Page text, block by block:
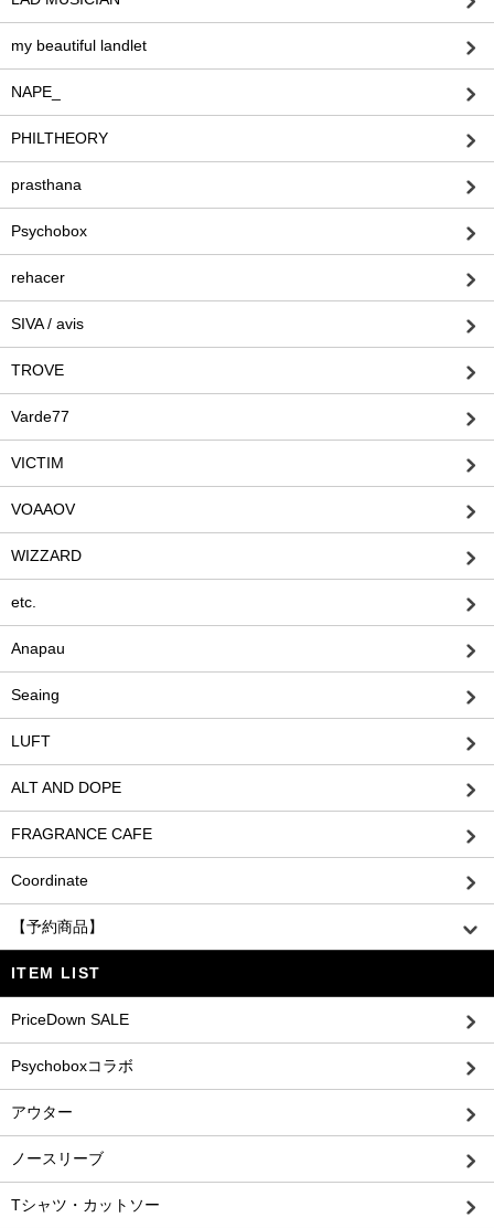
my beautiful landlet
NAPE_
PHILTHEORY
prasthana
Psychobox
rehacer
SIVA / avis
TROVE
Varde77
VICTIM
VOAAOV
WIZZARD
etc.
Anapau
Seaing
LUFT
ALT AND DOPE
FRAGRANCE CAFE
Coordinate
【予約商品】
ITEM LIST
PriceDown SALE
Psychoboxコラボ
アウター
ノースリーブ
Tシャツ・カットソー